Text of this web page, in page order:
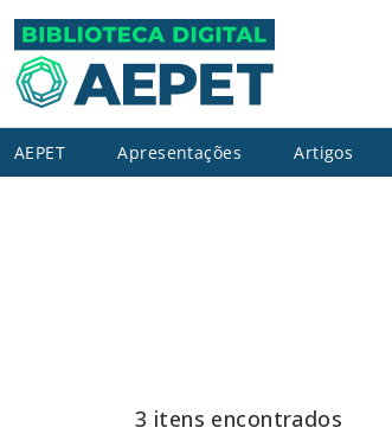
AEPET Apresentações Artigos
3 itens encontrados